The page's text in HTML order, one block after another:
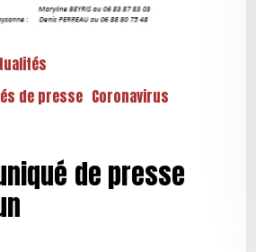
de presse Coronavirus
de presse